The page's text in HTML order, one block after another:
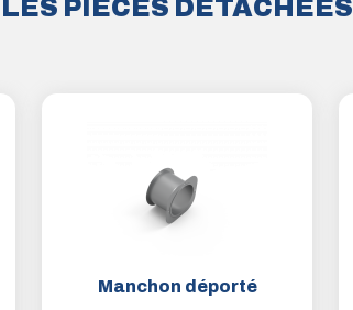
LES PIÈCES DÉTACHÉES
Manchon déporté